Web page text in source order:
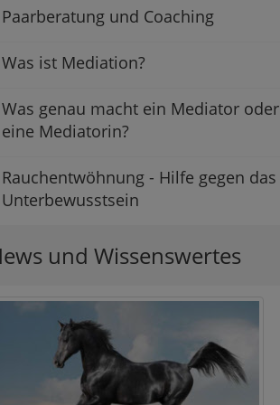
Paarberatung und Coaching
Was ist Mediation?
Was genau macht ein Mediator oder
eine Mediatorin?
Rauchentwöhnung - Hilfe gegen das
Unterbewusstsein
und Wissenswertes